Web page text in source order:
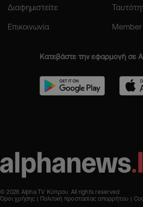
Διαφημιστείτε
Επικοινωνία Member
Κατεβάστε την εφαρμογή σε
© 2026 Alpha TV Κύπρου. All rights reserved
Όροι χρήσης
Πολιτική προστασίας απορρήτου